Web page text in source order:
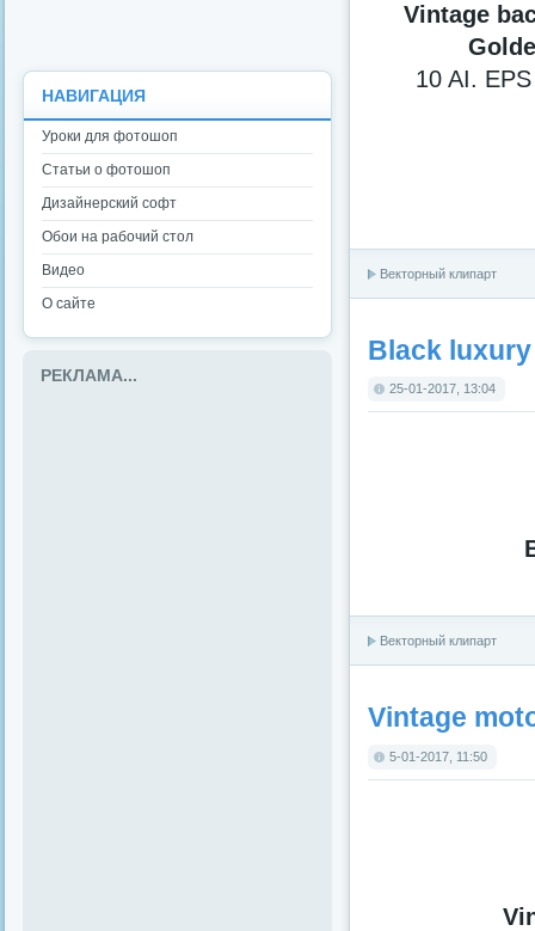
Vintage
10 AI.
Векторный клипарт
Black
25-01-2017, 13:04
Векторный клипарт
Vintage
5-01-2017, 11:50
НАВИГАЦИЯ
Уроки для фотошоп
Статьи о фотошоп
Дизайнерский софт
Обои на рабочий стол
Видео
О сайте
РЕКЛАМА...